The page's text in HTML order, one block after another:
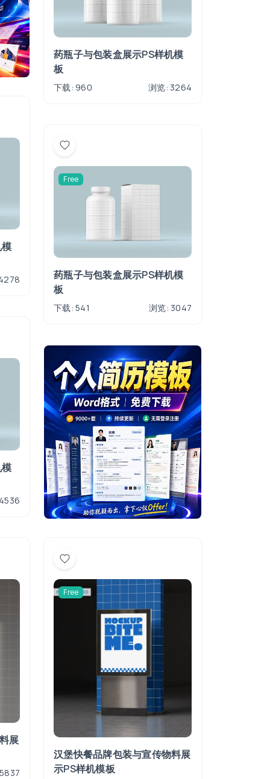
药瓶子与包装盒展示PS样机模
板
下载: 960 浏览: 3264
Free
药瓶子与包装盒展示PS样机模
板
下载: 541 浏览: 3047
展
Free
汉堡快餐品牌包装与宣传物料展
示PS样机模板